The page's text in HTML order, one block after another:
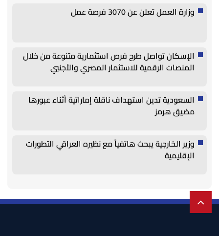
وزارة العمل تعلن عن 3070 فرصة عمل
الإسكان تواصل طرح فرص استثمارية متنوعة من خلال
المنصات الرقمية للاستثمار المصري والأجنبي
السعودية تدين استهداف ناقلة إماراتية أثناء عبورها
مضيق هرمز
وزير الخارجية يبحث هاتفياً مع نظيره العراقي التطورات
الإقليمية